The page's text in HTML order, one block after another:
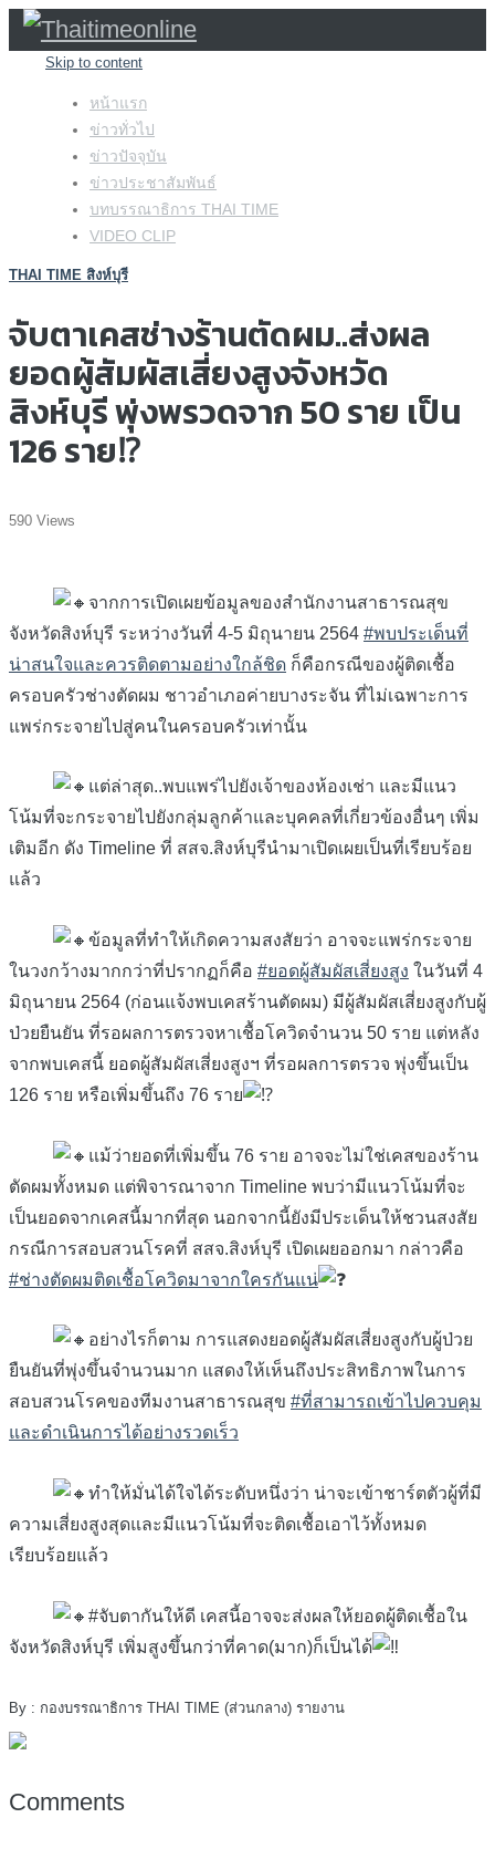
Skip to content
หน้าแรก
ข่าวทั่วไป
ข่าวปัจจุบัน
ข่าวประชาสัมพันธ์
บทบรรณาธิการ THAI TIME
VIDEO CLIP
THAI TIME สิงห์บุรี
จับตาเคสช่างร้านตัดผม..ส่งผล
ยอดผู้สัมผัสเสี่ยงสูงจังหวัด
สิงห์บุรี พุ่งพรวดจาก 50 ราย เป็น
126 ราย⁉️
590 Views
จากการเปิดเผยข้อมูลของสำนักงานสาธารณสุข
จังหวัดสิงห์บุรี ระหว่างวันที่ 4-5 มิถุนายน 2564 #พบประเด็นที่
น่าสนใจและควรติดตามอย่างใกล้ชิด ก็คือกรณีของผู้ติดเชื้อ
ครอบครัวช่างตัดผม ชาวอำเภอค่ายบางระจัน ที่ไม่เฉพาะการ
แพร่กระจายไปสู่คนในครอบครัวเท่านั้น
แต่ล่าสุด..พบแพร่ไปยังเจ้าของห้องเช่า และมีแนว
โน้มที่จะกระจายไปยังกลุ่มลูกค้าและบุคคลที่เกี่ยวข้องอื่นๆ เพิ่ม
เติมอีก ดัง Timeline ที่ สสจ.สิงห์บุรีนำมาเปิดเผยเป็นที่เรียบร้อย
แล้ว
ข้อมูลที่ทำให้เกิดความสงสัยว่า อาจจะแพร่กระจาย
ในวงกว้างมากกว่าที่ปรากฏก็คือ #ยอดผู้สัมผัสเสี่ยงสูง ในวันที่ 4
มิถุนายน 2564 (ก่อนแจ้งพบเคสร้านตัดผม) มีผู้สัมผัสเสี่ยงสูงกับผู้
ป่วยยืนยัน ที่รอผลการตรวจหาเชื้อโควิดจำนวน 50 ราย แต่หลัง
จากพบเคสนี้ ยอดผู้สัมผัสเสี่ยงสูงฯ ที่รอผลการตรวจ พุ่งขึ้นเป็น
126 ราย หรือเพิ่มขึ้นถึง 76 ราย
แม้ว่ายอดที่เพิ่มขึ้น 76 ราย อาจจะไม่ใช่เคสของร้าน
ตัดผมทั้งหมด แต่พิจารณาจาก Timeline พบว่ามีแนวโน้มที่จะ
เป็นยอดจากเคสนี้มากที่สุด นอกจากนี้ยังมีประเด็นให้ชวนสงสัย
กรณีการสอบสวนโรคที่ สสจ.สิงห์บุรี เปิดเผยออกมา กล่าวคือ
#ช่างตัดผมติดเชื้อโควิดมาจากใครกันแน่
อย่างไรก็ตาม การแสดงยอดผู้สัมผัสเสี่ยงสูงกับผู้ป่วย
ยืนยันที่พุ่งขึ้นจำนวนมาก แสดงให้เห็นถึงประสิทธิภาพในการ
สอบสวนโรคของทีมงานสาธารณสุข #ที่สามารถเข้าไปควบคุม
และดำเนินการได้อย่างรวดเร็ว
ทำให้มั่นได้ใจได้ระดับหนึ่งว่า น่าจะเข้าชาร์ตตัวผู้ที่มี
ความเสี่ยงสูงสุดและมีแนวโน้มที่จะติดเชื้อเอาไว้ทั้งหมด
เรียบร้อยแล้ว
#จับตากันให้ดี เคสนี้อาจจะส่งผลให้ยอดผู้ติดเชื้อใน
จังหวัดสิงห์บุรี เพิ่มสูงขึ้นกว่าที่คาด(มาก)ก็เป็นได้
By : กองบรรณาธิการ THAI TIME (ส่วนกลาง) รายงาน
Comments